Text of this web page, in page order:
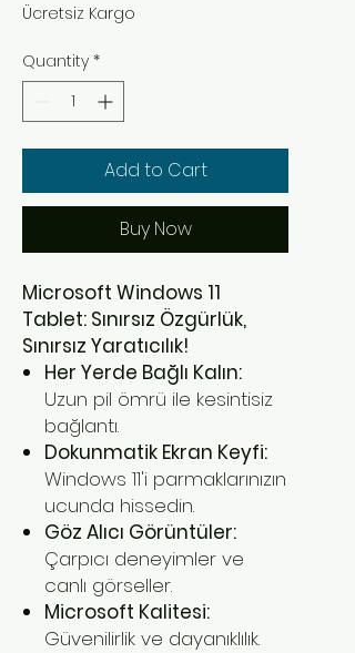
Ücretsiz Kargo
Quantity *
Add to Cart
Buy Now
Microsoft Windows 11
Tablet: Sınırsız Özgürlük,
Sınırsız Yaratıcılık!
Her Yerde Bağlı Kalın:
Uzun pil ömrü ile kesintisiz
bağlantı.
Dokunmatik Ekran Keyfi:
Windows 11'i parmaklarınızın
ucunda hissedin.
Göz Alıcı Görüntüler:
Çarpıcı deneyimler ve
canlı görseller.
Microsoft Kalitesi:
Güvenilirlik ve dayanıklılık.